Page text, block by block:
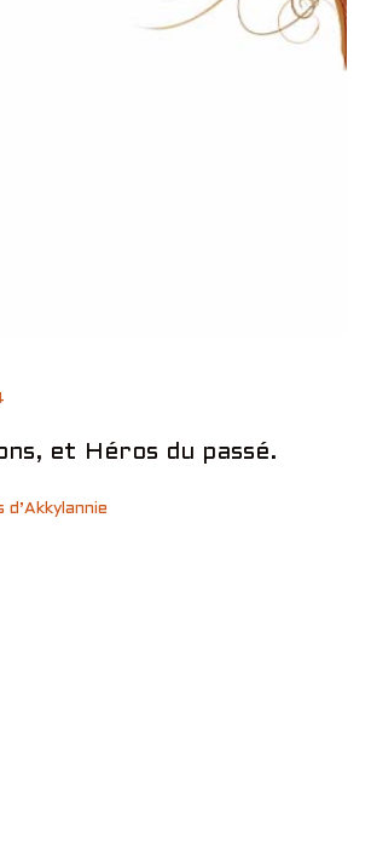
et Héros du passé.